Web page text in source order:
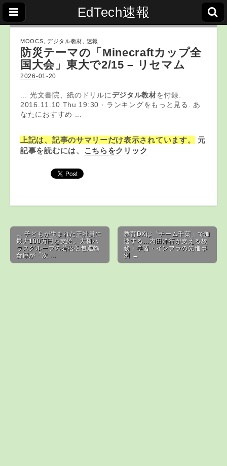
EdTech速報
MOOCS デジタル教材 速報
防災テーマの「Minecraftカップ全
国大会」東大で2/15 – リセマム
2026-01-20
... 光文書院、紙のドリルにデジタル教材を付録.
2016.11.10 Thu 19:30 · ランキングをもっと見る. あ
なたにおすすめ ...
上記は、記事のサマリーだけ表示されています。
元
記事を読むには、 こちらをクリック
Post navigation
← 子どもが生まれた正社員に
最大100万円を支給。大和ハ
ウスグループの若松梱包運輸
倉庫が「次 …
教育DXは「チーム千葉」で加
速する…内田洋行が支える校
務・学習・インフラの先進事
例 →